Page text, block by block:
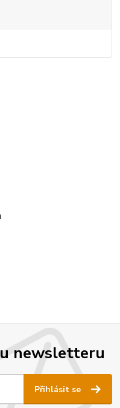
newsletteru
Přihlásit se